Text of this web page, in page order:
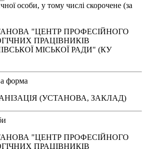
особи, у тому числі скорочене (за
"ЦЕНТР ПРОФЕСІЙНОГО
ПРАЦІВНИКІВ
МІСЬКОЇ РАДИ" (КУ
форма
(УСТАНОВА, ЗАКЛАД)
"ЦЕНТР ПРОФЕСІЙНОГО
ПРАЦІВНИКІВ